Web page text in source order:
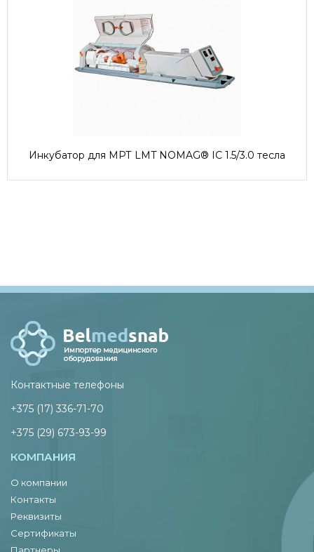
Инкубатор для МРТ LMT NOMAG® IC 1.5/3.0 тесла
Контактные телефоны
+375 (17) 336-71-70
+375 (29) 673-93-99
КОМПАНИЯ
О компании
Контакты
Реквизиты
Сертификаты